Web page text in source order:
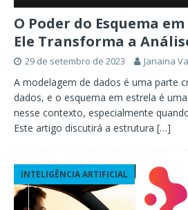
O Poder do Esquema
Ele Transforma a
29 de setembro de 2023 Janaina
A modelagem de dados é uma parte
dados, e o esquema em estrela é
nesse contexto, especialmente
Este artigo discutirá a estrutura […]
INTELIGÊNCIA ARTIFICIAL